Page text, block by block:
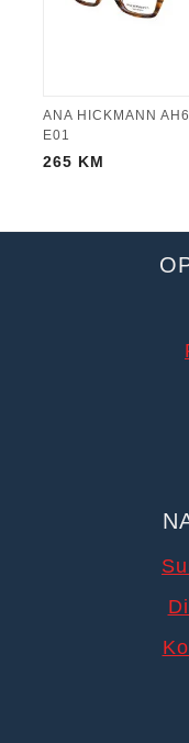
ANA HICKMANN
E01
265 KM